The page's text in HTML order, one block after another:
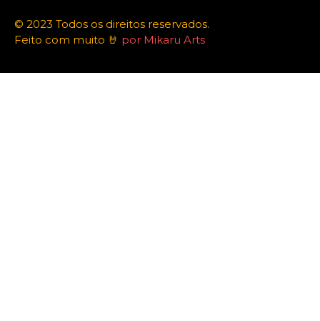
© 2023 Todos os direitos reservados.
Feito com muito 🤘 por Mikaru Arts